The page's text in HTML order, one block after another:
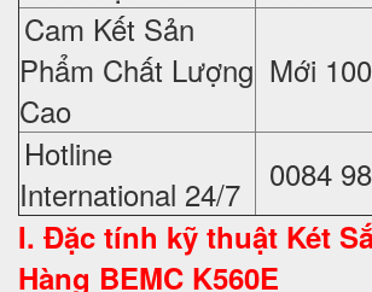
Cam Kết Sản
Phẩm Chất Lượng
Cao
Mới
Hotline
International 24/7
0084
I. Đặc tính kỹ thuật Két
Hàng BEMC K560E